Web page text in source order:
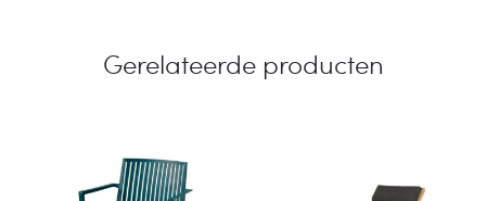
Gerelateerde producten